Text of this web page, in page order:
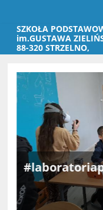
SZKOŁA
im.GUSTAWA
88-320 STRZELNO,
MARKOWICE 28
STRONA
GŁÓWNA
Gogle VR na
zajęciach